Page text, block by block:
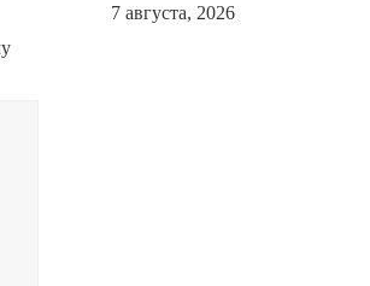
7 августа, 2026